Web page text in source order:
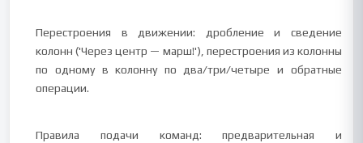
Перестроения в движении: дробление и сведение
колонн ('Через центр — марш!'), перестроения из колонны
по одному в колонну по два/три/четыре и обратные
операции.
Правила подачи команд: предварительная и